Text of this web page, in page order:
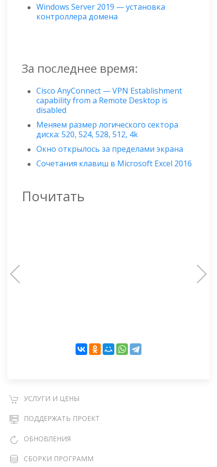
Windows Server 2019 — установка
контроллера домена
За последнее время:
Cisco AnyConnect — VPN Establishment
capability from a Remote Desktop is
disabled
Меняем размер логического сектора
диска: 520, 524, 528, 512, 4k
Окно открылось за пределами экрана
Сочетания клавиш в Microsoft Excel 2016
Почитать
УСЛУГИ И ЦЕНЫ
ПОДДЕРЖАТЬ ПРОЕКТ
ОБНОВЛЕНИЯ
СБОРКИ ПРОГРАММ